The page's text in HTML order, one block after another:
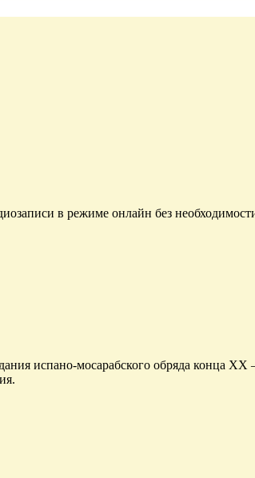
в режиме онлайн без
испано-мосарабского обряда конца